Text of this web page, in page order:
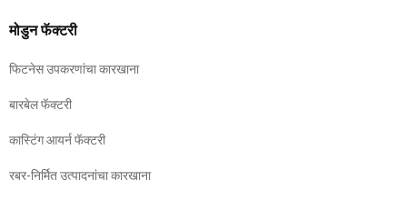
मोडुन फॅक्टरी
फिटनेस उपकरणांचा कारखाना
बारबेल फॅक्टरी
कास्टिंग आयर्न फॅक्टरी
रबर-निर्मित उत्पादनांचा कारखाना